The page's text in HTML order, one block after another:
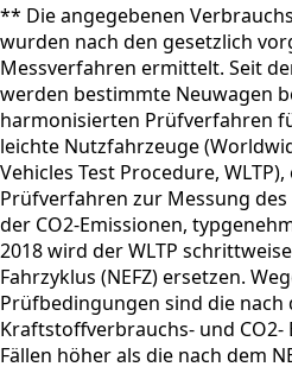
** Die angegebenen
wurden nach den gesetzlich
Messverfahren ermittelt. Seit
werden bestimmte Neuwagen
harmonisierten Prüfverfahren
leichte Nutzfahrzeuge
Vehicles Test Procedure,
Prüfverfahren zur Messung
der CO2-Emissionen,
2018 wird der WLTP
Fahrzyklus (NEFZ) ersetzen.
Prüfbedingungen sind die nach
Kraftstoffverbrauchs- und CO2-
Fällen höher als die nach dem